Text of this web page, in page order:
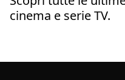
cinema e serie TV.